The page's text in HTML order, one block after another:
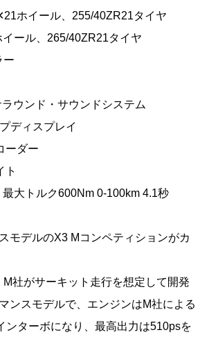
ホイール、255/40ZR21タイヤ
イール、265/40ZR21タイヤ
ー
ウンド・サウンドシステム
ディスプレイ
ーダー
ト
大トルク600Nm 0-100km 4.1秒
モデルのX3 Mコンペティションがカ
M社がサーキット走行を想定して開発
ンスモデルで、エンジンはM社による
ンターボになり、最高出力は510psを